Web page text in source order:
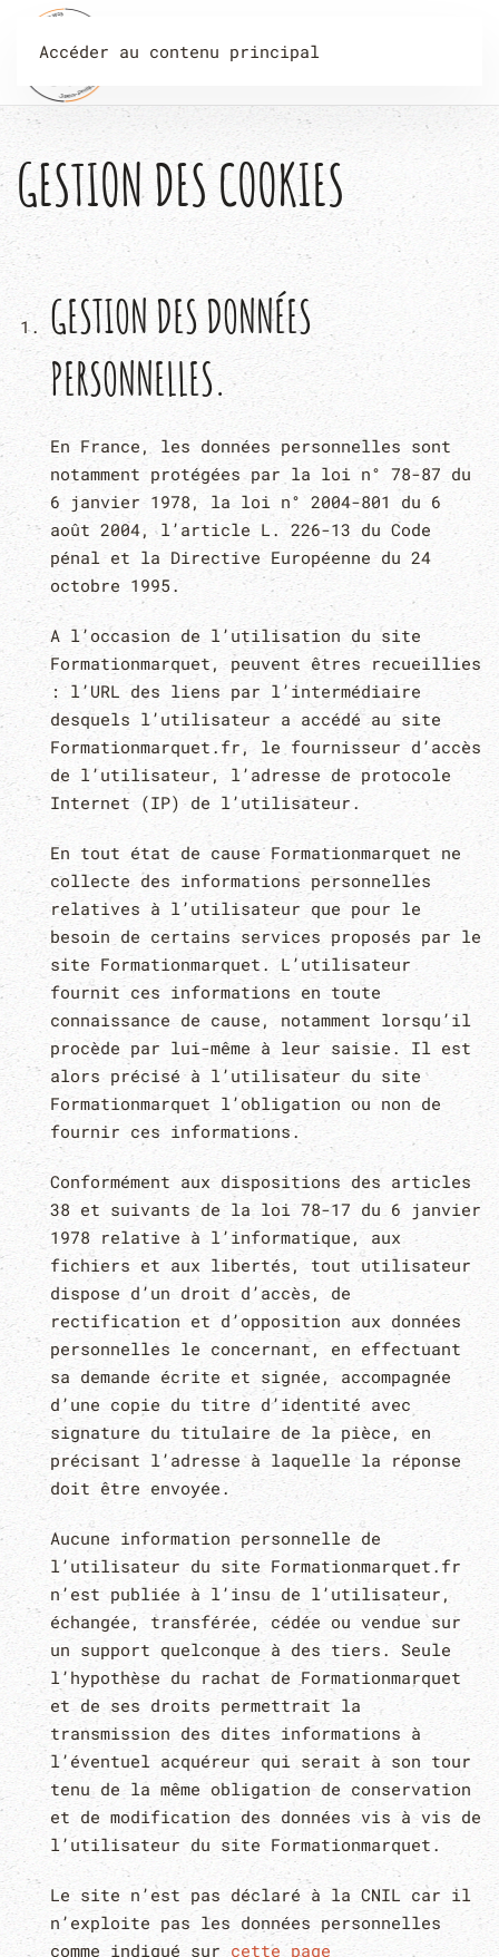
Accéder au contenu principal
GESTION DES COOKIES
GESTION DES DONNÉES
PERSONNELLES.
En France, les données personnelles sont
notamment protégées par la loi n° 78-87 du
6 janvier 1978, la loi n° 2004-801 du 6
août 2004, l’article L. 226-13 du Code
pénal et la Directive Européenne du 24
octobre 1995.
A l’occasion de l’utilisation du site
Formationmarquet, peuvent êtres recueillies
: l’URL des liens par l’intermédiaire
desquels l’utilisateur a accédé au site
Formationmarquet.fr, le fournisseur d’accès
de l’utilisateur, l’adresse de protocole
Internet (IP) de l’utilisateur.
En tout état de cause Formationmarquet ne
collecte des informations personnelles
relatives à l’utilisateur que pour le
besoin de certains services proposés par le
site Formationmarquet. L’utilisateur
fournit ces informations en toute
connaissance de cause, notamment lorsqu’il
procède par lui-même à leur saisie. Il est
alors précisé à l’utilisateur du site
Formationmarquet l’obligation ou non de
fournir ces informations.
Conformément aux dispositions des articles
38 et suivants de la loi 78-17 du 6 janvier
1978 relative à l’informatique, aux
fichiers et aux libertés, tout utilisateur
dispose d’un droit d’accès, de
rectification et d’opposition aux données
personnelles le concernant, en effectuant
sa demande écrite et signée, accompagnée
d’une copie du titre d’identité avec
signature du titulaire de la pièce, en
précisant l’adresse à laquelle la réponse
doit être envoyée.
Aucune information personnelle de
l’utilisateur du site Formationmarquet.fr
n’est publiée à l’insu de l’utilisateur,
échangée, transférée, cédée ou vendue sur
un support quelconque à des tiers. Seule
l’hypothèse du rachat de Formationmarquet
et de ses droits permettrait la
transmission des dites informations à
l’éventuel acquéreur qui serait à son tour
tenu de la même obligation de conservation
et de modification des données vis à vis de
l’utilisateur du site Formationmarquet.
Le site n’est pas déclaré à la CNIL car il
n’exploite pas les données personnelles
comme indiqué sur cette page